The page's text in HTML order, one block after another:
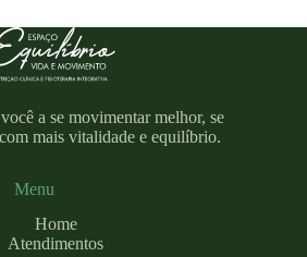
a se movimentar melhor, se
mais vitalidade e equilíbrio.
Menu
Home
Atendimentos